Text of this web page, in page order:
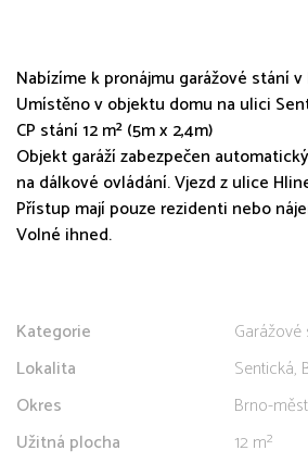
Nabízíme k pronájmu garážové stání
Umístěno v objektu domu na ulici
CP stání 12 m² (5m x 2,4m)
Objekt garáží zabezpečen
na dálkové ovládání. Vjezd z ulice
Přístup mají pouze rezidenti nebo
Volné ihned.
Kategorie
Garážové
Lokalita
Sentická,
Okres
Brno-
Užitná plocha
12 m²